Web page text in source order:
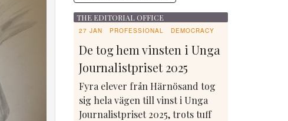
THE EDITORIAL OFFICE
27 JAN PROFESSIONAL DEMOCRACY
De tog hem vinsten i Unga
Journalistpriset 2025
Fyra elever från Härnösand tog
sig hela vägen till vinst i Unga
Journalistpriset 2025, trots tuff